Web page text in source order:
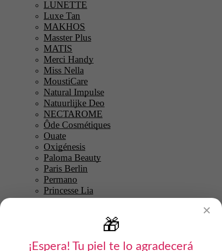
LUNETTE
Luxe Tan
MAKHOS
Masster Plus
MATIS
Merci Handy
Miss Nella
MoustiCare
Natural Impulse
Natuurlijke Deo
NECTAROME
Ôde Cosmétiques
Ouate
Oxigénesis
Paloma Beauty
Paris Berlin
Permano
Princesse Lia
PURE U
RASSA
✕
🎁
¡Espera! Tu piel te lo agradecerá